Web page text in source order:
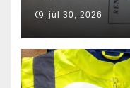
júl 30, 2026